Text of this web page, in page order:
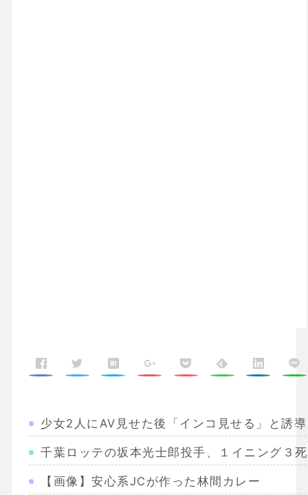
少女2人にAV見せた後「インコ見せる」と
千葉ロッテの坂本光士郎投手、１イニング３
【画像】安心系JCが作った林間カレー